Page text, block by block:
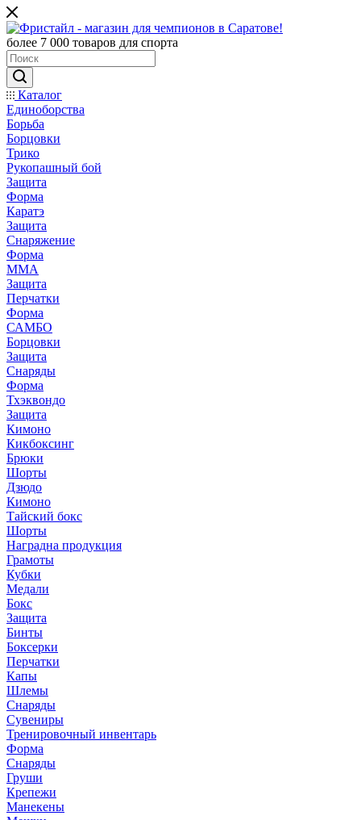
более 7 000 товаров для спорта
Каталог
Единоборства
Борьба
Борцовки
Трико
Рукопашный бой
Защита
Форма
Каратэ
Защита
Снаряжение
Форма
ММА
Защита
Перчатки
Форма
САМБО
Борцовки
Защита
Снаряды
Форма
Тхэквондо
Защита
Кимоно
Кикбоксинг
Брюки
Шорты
Дзюдо
Кимоно
Тайский бокс
Шорты
Наградна продукция
Грамоты
Кубки
Медали
Бокс
Защита
Бинты
Боксерки
Перчатки
Капы
Шлемы
Снаряды
Сувениры
Тренировочный инвентарь
Форма
Снаряды
Груши
Крепежи
Манекены